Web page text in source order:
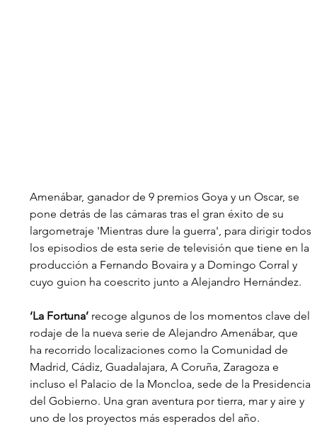
Amenábar, ganador de 9 premios Goya y un Oscar, se
pone detrás de las cámaras tras el gran éxito de su
largometraje 'Mientras dure la guerra', para dirigir todos
los episodios de esta serie de televisión que tiene en la
producción a Fernando Bovaira y a Domingo Corral y
cuyo guion ha coescrito junto a Alejandro Hernández.
‘La Fortuna’ recoge algunos de los momentos clave del
rodaje de la nueva serie de Alejandro Amenábar, que
ha recorrido localizaciones como la Comunidad de
Madrid, Cádiz, Guadalajara, A Coruña, Zaragoza e
incluso el Palacio de la Moncloa, sede de la Presidencia
del Gobierno. Una gran aventura por tierra, mar y aire y
uno de los proyectos más esperados del año.